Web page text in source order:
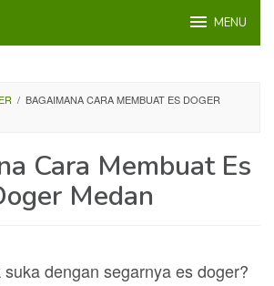
MENU
/ BAGAIMANA CARA MEMBUAT ES DOGER
Cara Membuat Es
Medan
dengan segarnya es doger?